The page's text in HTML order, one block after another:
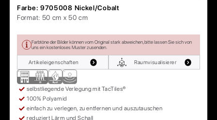
Farbe: 9705008 Nickel/Cobalt
Format: 50 cm x 50 cm
Farbtöne der Bilder können vom Original stark abweichen, bitte lassen Sie sich von
uns ein kostenloses Muster zusenden.
Artikeleigenschaften Raumvisualisierer
selbstliegende Verlegung mit TacTiles®
100% Polyamid
einfach zu verlegen, zu entfernen und auszutauschen
reduziert Lärm und Schall